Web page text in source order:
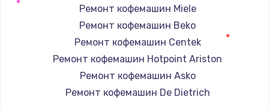
Ремонт кофемашин Miele
Ремонт кофемашин Beko
Ремонт кофемашин Centek
Ремонт кофемашин Hotpoint Ariston
Ремонт кофемашин Asko
Ремонт кофемашин De Dietrich